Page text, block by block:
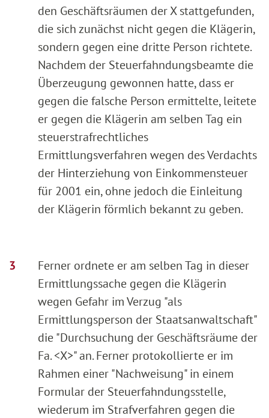
den Geschäftsräumen der X stattgefunden,
die sich zunächst nicht gegen die Klägerin,
sondern gegen eine dritte Person richtete.
Nachdem der Steuerfahndungsbeamte die
Überzeugung gewonnen hatte, dass er
gegen die falsche Person ermittelte, leitete
er gegen die Klägerin am selben Tag ein
steuerstrafrechtliches
Ermittlungsverfahren wegen des Verdachts
der Hinterziehung von Einkommensteuer
für 2001 ein, ohne jedoch die Einleitung
der Klägerin förmlich bekannt zu geben.
Ferner ordnete er am selben Tag in dieser
Ermittlungssache gegen die Klägerin
wegen Gefahr im Verzug "als
Ermittlungsperson der Staatsanwaltschaft"
die "Durchsuchung der Geschäftsräume der
Fa. <X>" an. Ferner protokollierte er im
Rahmen einer "Nachweisung" in einem
Formular der Steuerfahndungsstelle,
wiederum im Strafverfahren gegen die